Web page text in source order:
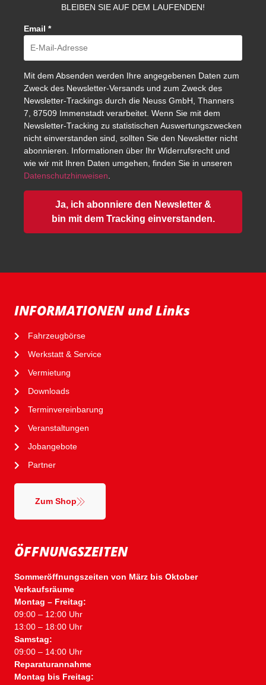
BLEIBEN SIE AUF DEM LAUFENDEN!
Email *
Mit dem Absenden werden Ihre angegebenen Daten zum
Zweck des Newsletter-Versands und zum Zweck des
Newsletter-Trackings durch die Neuss GmbH, Thanners
7, 87509 Immenstadt verarbeitet. Wenn Sie mit dem
Newsletter-Tracking zu statistischen Auswertungszwecken
nicht einverstanden sind, sollten Sie den Newsletter nicht
abonnieren. Informationen über Ihr Widerrufsrecht und
wie wir mit Ihren Daten umgehen, finden Sie in unseren
Datenschutzhinweisen
Ja, ich abonniere den Newsletter &
bin mit dem Tracking einverstanden.
ÖFFNUNGSZEITEN
Sommeröffnungszeiten von März bis Oktober
Verkaufsräume
Montag – Freitag:
09:00 – 12:00 Uhr
13:00 – 18:00 Uhr
Samstag:
09:00 – 14:00 Uhr
Reparaturannahme
Montag bis Freitag:
INFORMATIONEN und Links
Fahrzeugbörse
Werkstatt & Service
Vermietung
Downloads
Terminvereinbarung
Veranstaltungen
Jobangebote
Partner
Zum Shop